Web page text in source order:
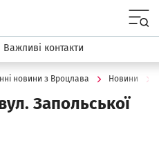
wroclaw.pl
Важливі контакти
новини з Вроцлава Новини
Запольської